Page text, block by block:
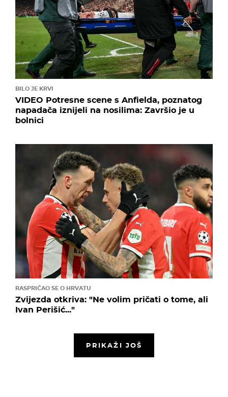
BILO JE KRVI
VIDEO Potresne scene s Anfielda, poznatog
napadača iznijeli na nosilima: Završio je u
bolnici
RASPRIČAO SE O HRVATU
Zvijezda otkriva: "Ne volim pričati o tome, ali
Ivan Perišić..."
PRIKAŽI JOŠ